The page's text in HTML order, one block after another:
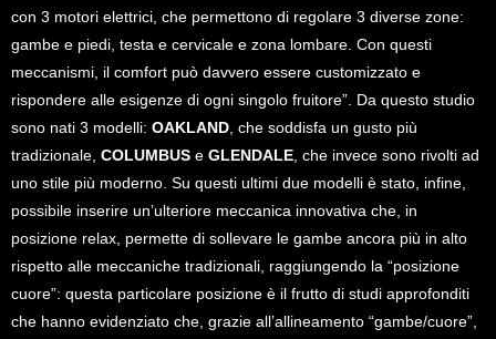
con 3 motori elettrici, che permettono di regolare 3 diverse zone:
gambe e piedi, testa e cervicale e zona lombare. Con questi
meccanismi, il comfort può davvero essere customizzato e
rispondere alle esigenze di ogni singolo fruitore”. Da questo studio
sono nati 3 modelli: OAKLAND, che soddisfa un gusto più
tradizionale, COLUMBUS e GLENDALE, che invece sono rivolti ad
uno stile più moderno. Su questi ultimi due modelli è stato, infine,
possibile inserire un’ulteriore meccanica innovativa che, in
posizione relax, permette di sollevare le gambe ancora più in alto
rispetto alle meccaniche tradizionali, raggiungendo la “posizione
cuore”: questa particolare posizione è il frutto di studi approfonditi
che hanno evidenziato che, grazie all’allineamento “gambe/cuore”,